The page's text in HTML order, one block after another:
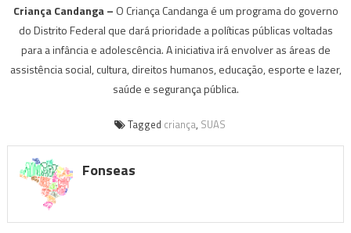
Criança Candanga – O Criança Candanga é um programa do governo
do Distrito Federal que dará prioridade a políticas públicas voltadas
para a infância e adolescência. A iniciativa irá envolver as áreas de
assistência social, cultura, direitos humanos, educação, esporte e lazer,
saúde e segurança pública.
Tagged criança, SUAS
Fonseas